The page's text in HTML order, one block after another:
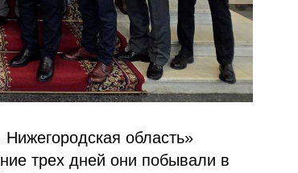
область»
трех дней они побывали в